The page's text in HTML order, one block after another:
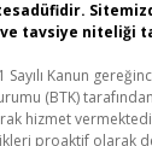
tavsiye niteliği
Sayılı Kanun
(BTK)
hizmet
proaktif olarak